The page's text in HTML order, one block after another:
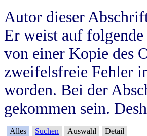
Autor dieser
Er weist auf
von einer Kopie des
zweifelsfreie Fehler
worden. Bei der
gekommen sein.
Alles Suchen Auswahl Detail